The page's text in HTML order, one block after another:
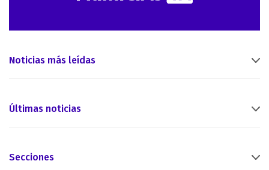
Noticias más leídas
Últimas noticias
Secciones